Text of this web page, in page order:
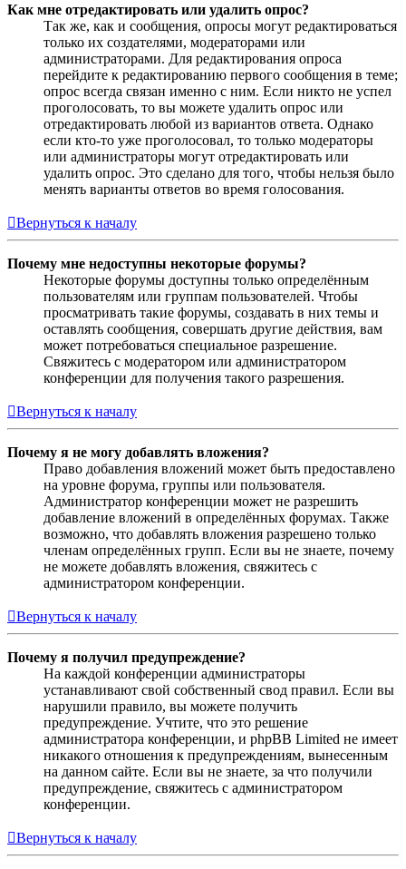
Как мне отредактировать или удалить опрос?
Так же, как и сообщения, опросы могут редактироваться
только их создателями, модераторами или
администраторами. Для редактирования опроса
перейдите к редактированию первого сообщения в теме;
опрос всегда связан именно с ним. Если никто не успел
проголосовать, то вы можете удалить опрос или
отредактировать любой из вариантов ответа. Однако
если кто-то уже проголосовал, то только модераторы
или администраторы могут отредактировать или
удалить опрос. Это сделано для того, чтобы нельзя было
менять варианты ответов во время голосования.
Вернуться к началу
Почему мне недоступны некоторые форумы?
Некоторые форумы доступны только определённым
пользователям или группам пользователей. Чтобы
просматривать такие форумы, создавать в них темы и
оставлять сообщения, совершать другие действия, вам
может потребоваться специальное разрешение.
Свяжитесь с модератором или администратором
конференции для получения такого разрешения.
Вернуться к началу
Почему я не могу добавлять вложения?
Право добавления вложений может быть предоставлено
на уровне форума, группы или пользователя.
Администратор конференции может не разрешить
добавление вложений в определённых форумах. Также
возможно, что добавлять вложения разрешено только
членам определённых групп. Если вы не знаете, почему
не можете добавлять вложения, свяжитесь с
администратором конференции.
Вернуться к началу
Почему я получил предупреждение?
На каждой конференции администраторы
устанавливают свой собственный свод правил. Если вы
нарушили правило, вы можете получить
предупреждение. Учтите, что это решение
администратора конференции, и phpBB Limited не имеет
никакого отношения к предупреждениям, вынесенным
на данном сайте. Если вы не знаете, за что получили
предупреждение, свяжитесь с администратором
конференции.
Вернуться к началу